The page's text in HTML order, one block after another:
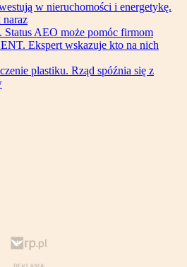
w nieruchomości i energetykę.
naraz
Status AEO może pomóc firmom
Ekspert wskazuje kto na nich
plastiku. Rząd spóźnia się z